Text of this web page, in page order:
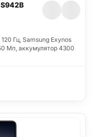
Гц, Samsung Exynos
Мп, аккумулятор 4300